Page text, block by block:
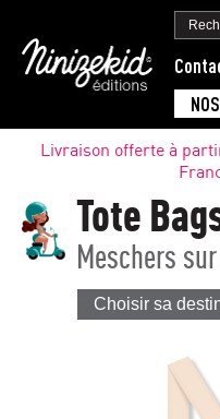
Livraison offerte à
Tote
Meschers
Choisir sa